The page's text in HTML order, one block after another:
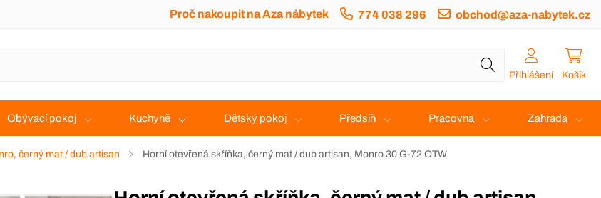
Proč nakoupit na Aza nábytek 774 038 296 obchod@aza-nabytek.cz
Přihlášení Košík
Obývací pokoj Kuchyně Dětský pokoj Předsíň Pracovna Zahrada
černý mat / dub artisan Horní otevřená skříňka, černý mat / dub artisan, Monro 30 G-72 OTW